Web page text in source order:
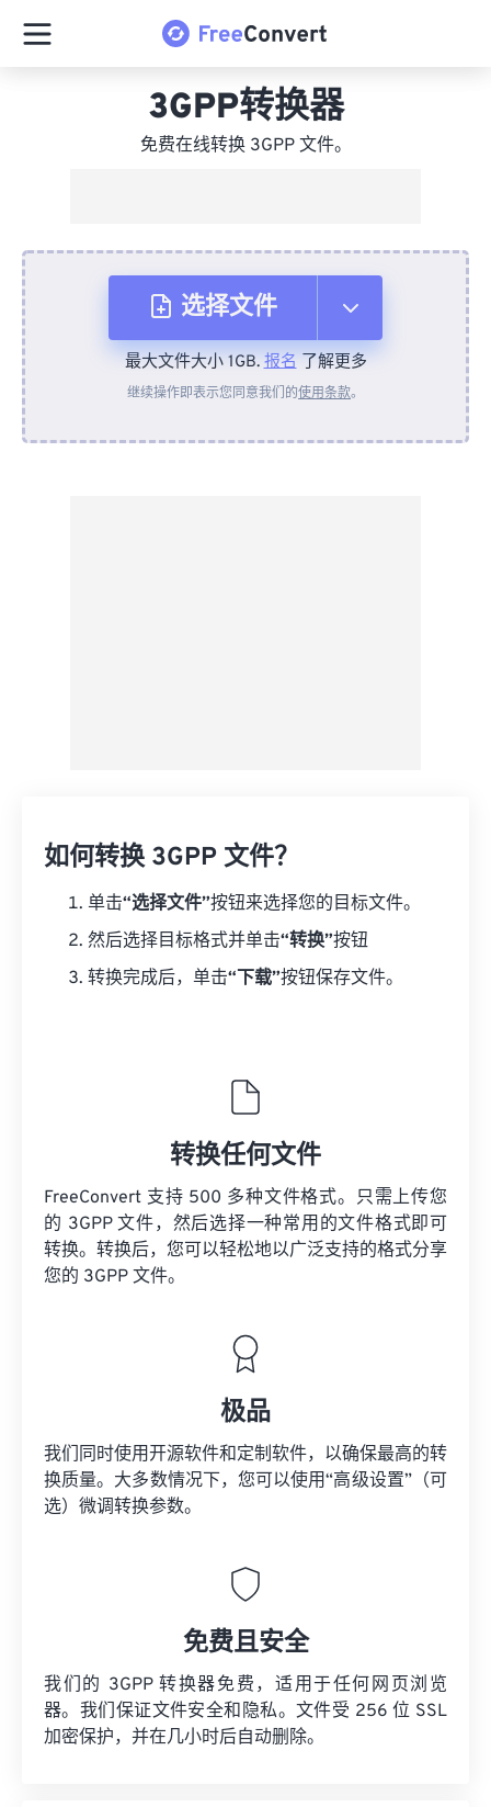
3GPP转换器
免费在线转换 3GPP 文件。
选择文件
从设备
最大文件大小 1GB.报名了解更多
继续操作即表示您同意我们的使用条款。
如何转换 3GPP 文件？
单击“选择文件”按钮来选择您的目标文件。
然后选择目标格式并单击“转换”按钮
转换完成后，单击“下载”按钮保存文件。
转换任何文件
FreeConvert 支持 500 多种文件格式。只需上传您
的 3GPP 文件，然后选择一种常用的文件格式即可
转换。转换后，您可以轻松地以广泛支持的格式分享
您的 3GPP 文件。
极品
我们同时使用开源软件和定制软件，以确保最高的转
换质量。大多数情况下，您可以使用“高级设置”（可
选）微调转换参数。
免费且安全
我们的 3GPP 转换器免费，适用于任何网页浏览
器。我们保证文件安全和隐私。文件受 256 位 SSL
加密保护，并在几小时后自动删除。